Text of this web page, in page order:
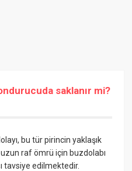
saklanır mi?
bu tür pirincin yaklaşık
uzun raf ömrü için buzdolabı
tavsiye edilmektedir.